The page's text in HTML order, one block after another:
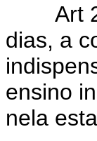
Art
dias, a
ensino
nela